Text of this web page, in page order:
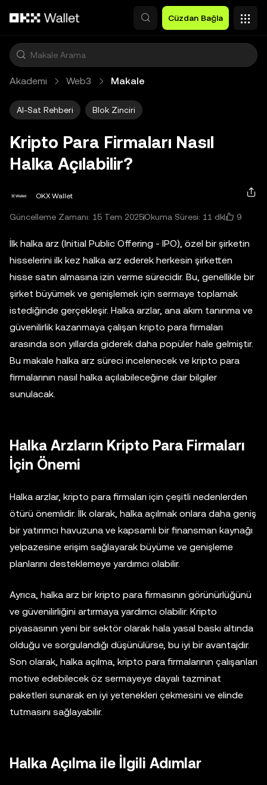
Cüzdan Bağla
Akademi Web3 Makale
Al-Sat Rehberi Blok Zinciri
Kripto Para Firmaları Nasıl
Halka Açılabilir?
OKX Wallet
Güncelleme Zamanı: 15 Tem 2025Okuma Süresi: 11 dk 9
İlk halka arz (Initial Public Offering - IPO), özel bir şirketin
hisselerini ilk kez halka arz ederek herkesin şirketten
hisse satın almasına izin verme sürecidir. Bu, genellikle bir
şirket büyümek ve genişlemek için sermaye toplamak
istediğinde gerçekleşir. Halka arzlar, ana akım tanınma ve
güvenilirlik kazanmaya çalışan kripto para firmaları
arasında son yıllarda giderek daha popüler hale gelmiştir.
Bu makale halka arz süreci incelenecek ve kripto para
firmalarının nasıl halka açılabileceğine dair bilgiler
sunulacak.
Halka Arzların Kripto Para Firmaları
İçin Önemi
Halka arzlar, kripto para firmaları için çeşitli nedenlerden
ötürü önemlidir. İlk olarak, halka açılmak onlara daha geniş
bir yatırımcı havuzuna ve kapsamlı bir finansman kaynağı
yelpazesine erişim sağlayarak büyüme ve genişleme
planlarını desteklemeye yardımcı olabilir.
Ayrıca, halka arz bir kripto para firmasının görünürlüğünü
ve güvenilirliğini artırmaya yardımcı olabilir. Kripto
piyasasının yeni bir sektör olarak hala yasal baskı altında
olduğu ve sorgulandığı düşünülürse, bu iyi bir avantajdır.
Son olarak, halka açılma, kripto para firmalarının çalışanları
motive edebilecek öz sermayeye dayalı tazminat
paketleri sunarak en iyi yetenekleri çekmesini ve elinde
tutmasını sağlayabilir.
Halka Açılma ile İlgili Adımlar